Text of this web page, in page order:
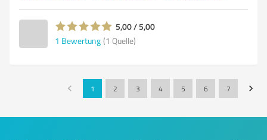
5,00 / 5,00
1 Bewertung (1 Quelle)
1 2 3 4 5 6 7